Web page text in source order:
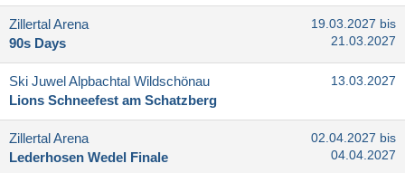
Zillertal Arena
90s Days
19.03.2027 bis
21.03.2027
Ski Juwel Alpbachtal Wildschönau
Lions Schneefest am Schatzberg
13.03.2027
Zillertal Arena
Lederhosen Wedel Finale
02.04.2027 bis
04.04.2027